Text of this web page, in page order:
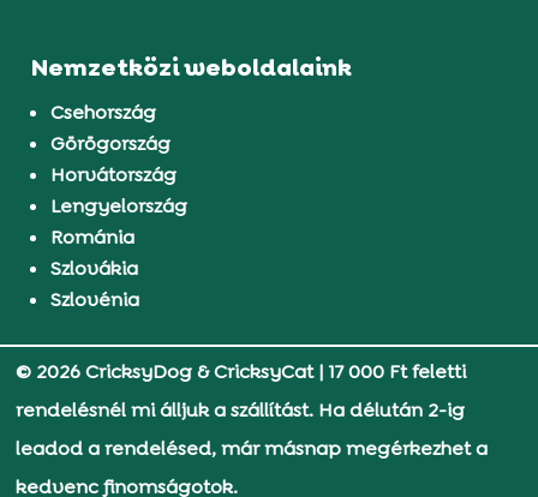
Nemzetközi weboldalaink
Csehország
Görögország
Horvátország
Lengyelország
Románia
Szlovákia
Szlovénia
© 2026 CricksyDog & CricksyCat|17 000 Ft feletti
rendelésnél mi álljuk a szállítást. Ha délután 2-ig
leadod a rendelésed, már másnap megérkezhet a
kedvenc finomságotok.